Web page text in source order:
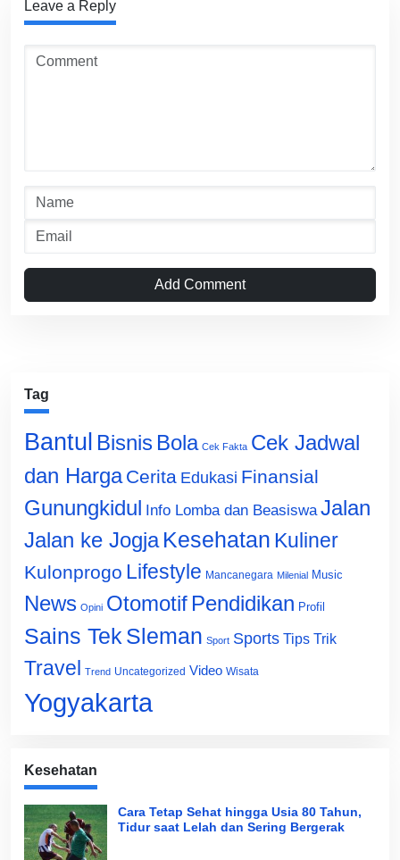
Leave a Reply
Add Comment
Tag
Bantul Bisnis Bola Cek Fakta Cek Jadwal
dan Harga Cerita Edukasi Finansial
Gunungkidul Info Lomba dan Beasiswa Jalan
Jalan ke Jogja Kesehatan Kuliner
Kulonprogo Lifestyle Mancanegara Milenial Music
News Opini Otomotif Pendidikan Profil
Sains Tek Sleman Sport Sports Tips Trik
Travel Trend Uncategorized Video Wisata
Yogyakarta
Kesehatan
Cara Tetap Sehat hingga Usia 80 Tahun,
Tidur saat Lelah dan Sering Bergerak